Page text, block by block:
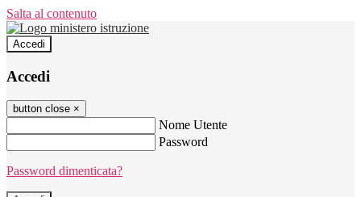
Salta al contenuto
Accedi
Accedi
button close ×
Nome Utente
Password
Password dimenticata?